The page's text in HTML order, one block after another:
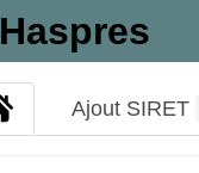
Haspres
Ajout SIRET